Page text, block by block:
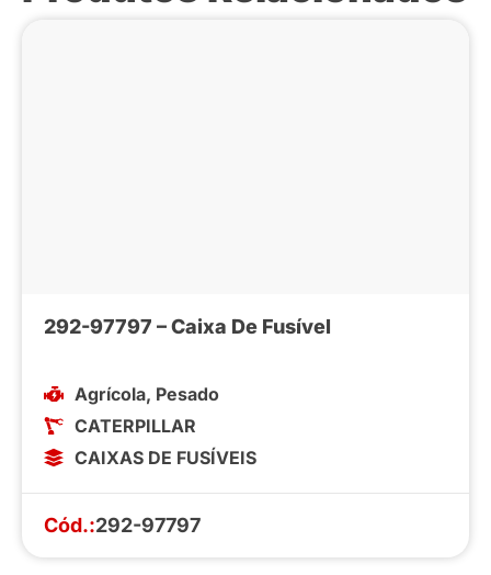
292-97797 – Caixa De Fusível
Agrícola, Pesado
CATERPILLAR
CAIXAS DE FUSÍVEIS
Cód.:292-97797